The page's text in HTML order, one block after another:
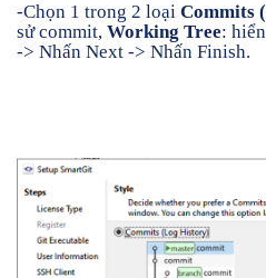
-Chọn 1 trong 2 loại Commits
sử commit, Working Tree:
-> Nhấn Next -> Nhấn Finish.